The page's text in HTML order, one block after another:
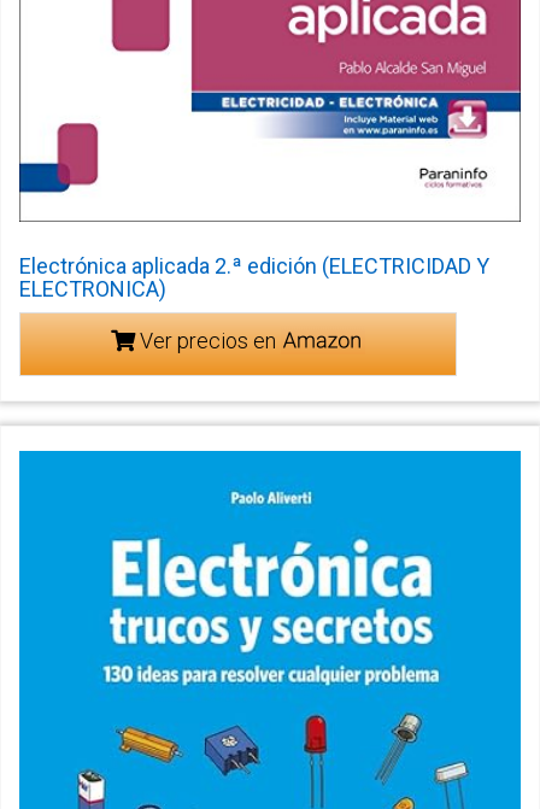
Electrónica aplicada 2.ª edición (ELECTRICIDAD Y
ELECTRONICA)
Ver precios en